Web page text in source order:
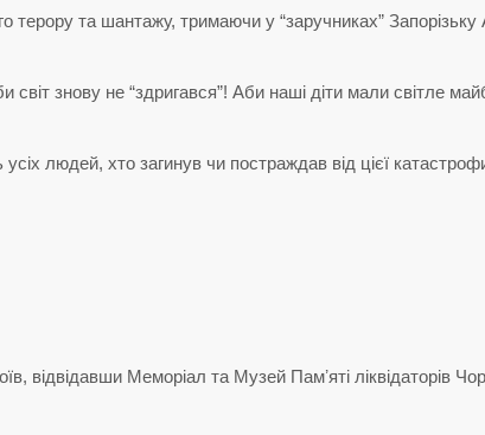
терору та шантажу, тримаючи у “заручниках”
знову не “здригався”! Аби наші діти мали світле
людей, хто загинув чи постраждав від цієї
Меморіал та Музей Памʼяті ліквідаторів